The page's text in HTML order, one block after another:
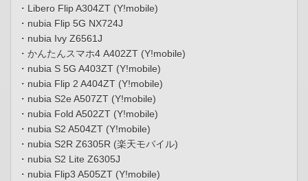
・Libero Flip A304ZT (Y!mobile)
・nubia Flip 5G NX724J
・nubia Ivy Z6561J
・かんたんスマホ4 A402ZT (Y!mobile)
・nubia S 5G A403ZT (Y!mobile)
・nubia Flip 2 A404ZT (Y!mobile)
・nubia S2e A507ZT (Y!mobile)
・nubia Fold A502ZT (Y!mobile)
・nubia S2 A504ZT (Y!mobile)
・nubia S2R Z6305R (楽天モバイル)
・nubia S2 Lite Z6305J
・nubia Flip3 A505ZT (Y!mobile)